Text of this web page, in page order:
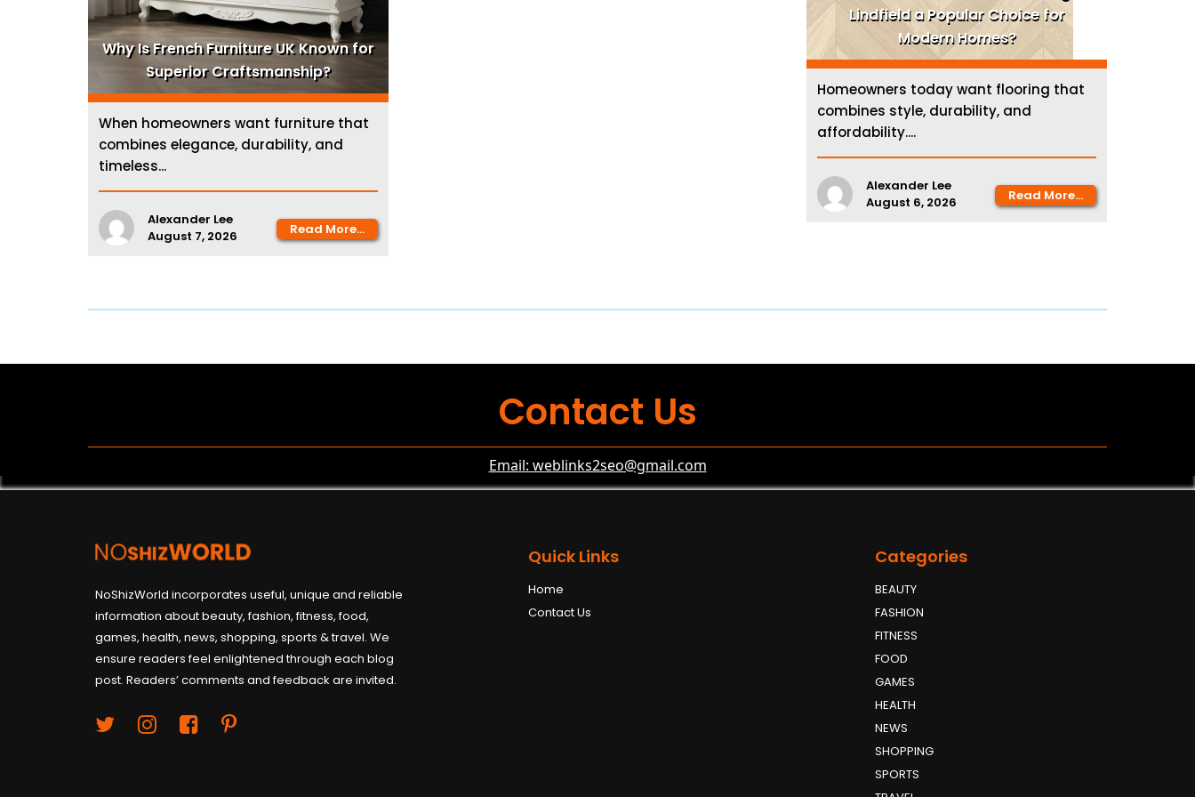
Why Is French Furniture UK Known for
Superior Craftsmanship?
When homeowners want furniture that
combines elegance, durability, and
timeless...
Alexander Lee
August 7, 2026
Read More...
Lindfield a Popular Choice for
Modern Homes?
Homeowners today want flooring that
combines style, durability, and
affordability....
Alexander Lee
August 6, 2026
Read More...
Contact Us
Email: weblinks2seo@gmail.com
NoShizWorld incorporates useful, unique and reliable
information about beauty, fashion, fitness, food,
games, health, news, shopping, sports & travel. We
ensure readers feel enlightened through each blog
post. Readers’ comments and feedback are invited.
Quick Links
Home
Contact Us
Categories
BEAUTY
FASHION
FITNESS
FOOD
GAMES
HEALTH
NEWS
SHOPPING
SPORTS